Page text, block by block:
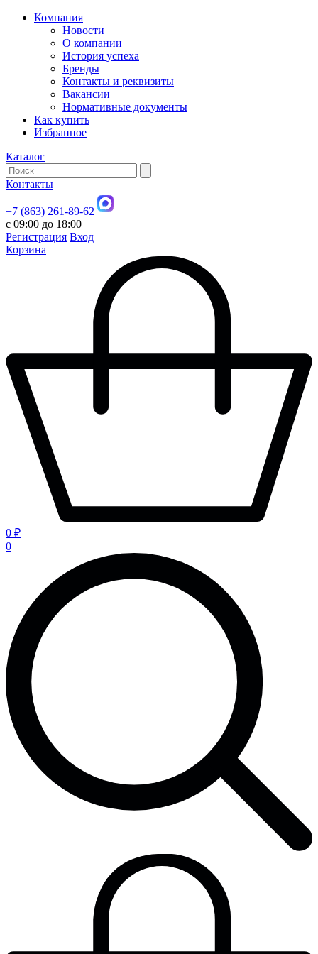
Компания
Новости
О компании
История успеха
Бренды
Контакты и реквизиты
Вакансии
Нормативные документы
Как купить
Избранное
Каталог
Контакты
+7 (863) 261-89-62
с 09:00 до 18:00
Регистрация Вход
Корзина
0 ₽
0